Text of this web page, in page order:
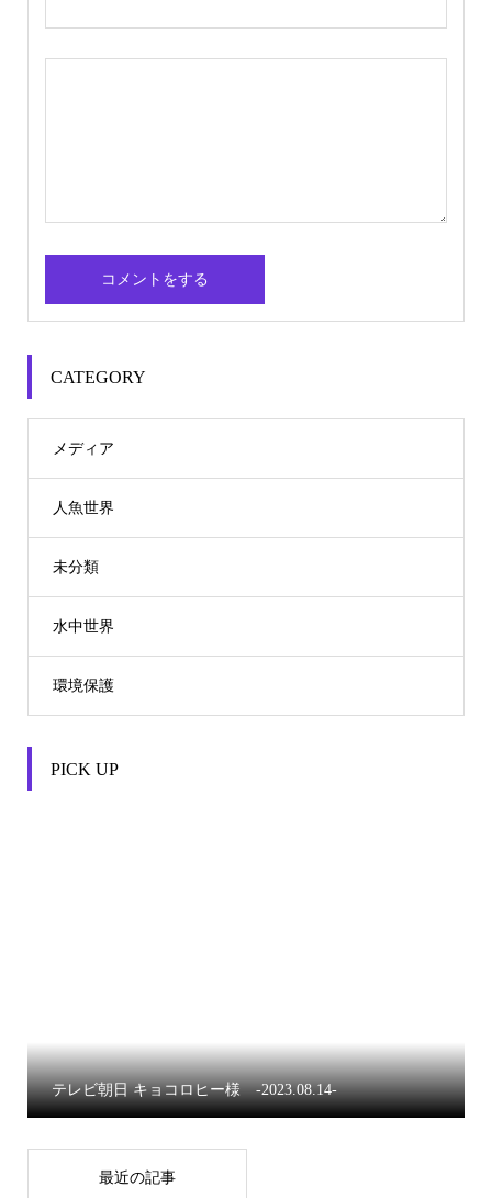
CATEGORY
メディア
人魚世界
未分類
水中世界
環境保護
PICK UP
テレビ朝日 キョコロヒー様 -2023.08.14-
最近の記事